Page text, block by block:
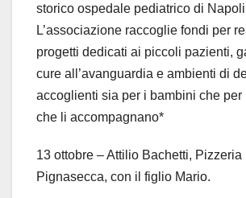
storico ospedale pediatrico di
L’associazione raccoglie fondi per
progetti dedicati ai piccoli pazienti,
cure all’avanguardia e ambienti di
accoglienti sia per i bambini che per
che li accompagnano*
13 ottobre – Attilio Bachetti,
Pignasecca, con il figlio Mario.